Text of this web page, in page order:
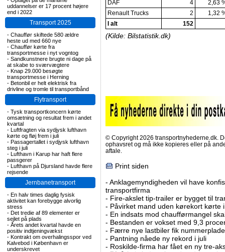
uddannelser er 17 procent højere
end i 2022
Transport 2025
- Chauffør skiftede 580 ældre
heste ud med 660 nye
- Chauffør kørte fra
transportmesse i nyt vogntog
- Sandkunstnere brugte ni dage på
at skabe to sværvægtere
- Knap 29.000 besøgte
transportmesse i Herning
- Betonbil er helt elektrisk fra
drivline og tromle til transportbånd
Flytransport
- Tysk transportkoncern kørte
omsætning og resultat frem i andet
kvartal
- Luftfragten via sydjysk lufthavn
kørte og fløj frem i juli
- Passagertallet i sydjysk lufthavn
steg i juli
- Lufthavn i Karup har haft flere
passgerer
- Lufthavn på Djursland havde flere
rejsende
Jernbanetransport
- En halv times daglig fysisk
aktivitet kan forebygge alvorlig
stress
- Det tredie af 89 elementer er
sejlet på plads
- Årets andet kvartal havde en
positiv indtjeningvækst
- Kontrakt om overhalingsspor ved
Kalvebod i København er
underskrevet
DAF
4
2,63
Renault Trucks
2
1,32
I alt
152
(Kilde: Bilstatistik.dk)
© Copyright 2026 transportnyhederne.dk.
ophavsret og må ikke kopieres eller på
aftale.
Print siden
- Anklagemyndigheden vil have
transportfirma
- Fire-akslet tip-trailer er bygget til
- Påvirket mand uden kørekort kørte
- En indsats mod chaufførmangel
- Bestanden er vokset med 9,3
- Færre nye lastbiler fik
- Pantning nåede ny rekord i juli
- Roskilde-firma har fået en ny tre-